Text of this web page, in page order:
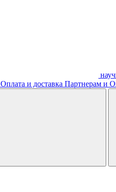
Оплата и доставка Партнерам и